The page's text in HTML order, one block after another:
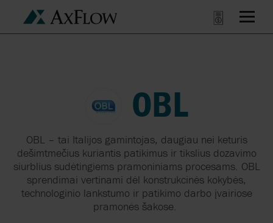
OBL
OBL – tai Italijos gamintojas, daugiau nei keturis
dešimtmečius kuriantis patikimus ir tikslius dozavimo
siurblius sudėtingiems pramoniniams procesams. OBL
sprendimai vertinami dėl konstrukcinės kokybės,
technologinio lankstumo ir patikimo darbo įvairiose
pramonės šakose.